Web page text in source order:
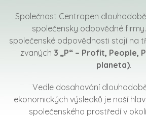
Společnost Centropen
společensky odpovědné
společenské odpovědnosti stojí na
zvaných 3 „P“ – Profit, People,
planeta).
Vedle dosahování
ekonomických výsledků je naší
společenského prostředí v